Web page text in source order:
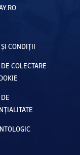
CONDIȚII
COLECTARE